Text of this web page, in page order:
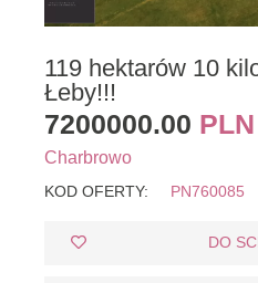
119 hektarów 10
Łeby!!!
7200000.00 PLN
Charbrowo
KOD OFERTY: PN760085
DO